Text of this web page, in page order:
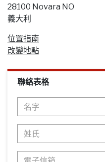
28100 Novara NO
義大利
位置指南
改變地點
聯絡表格